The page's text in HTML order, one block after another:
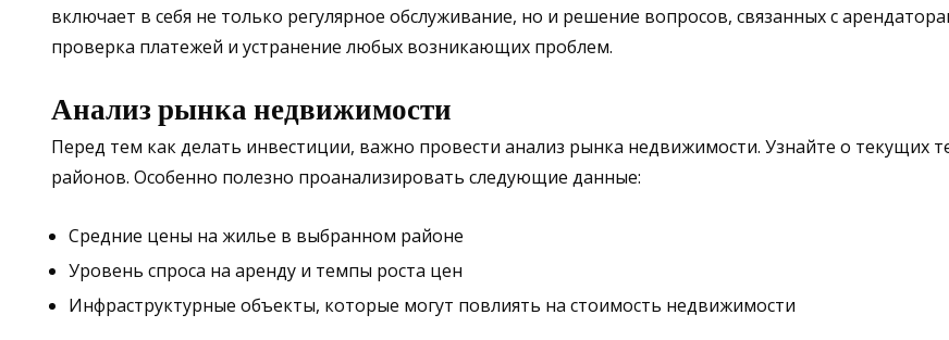
включает в себя не только регулярное обслуживание, но и решение вопросов, связанных с
проверка платежей и устранение любых возникающих проблем.
Анализ рынка недвижимости
Перед тем как делать инвестиции, важно провести анализ рынка недвижимости. Узнайте о текущих
районов. Особенно полезно проанализировать следующие данные:
Средние цены на жилье в выбранном районе
Уровень спроса на аренду и темпы роста цен
Инфраструктурные объекты, которые могут повлиять на стоимость недвижимости